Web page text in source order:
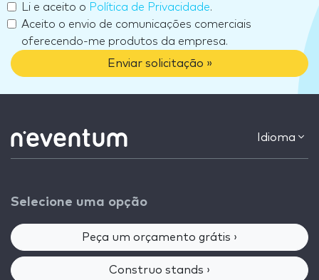
Li e aceito o Política de Privacidade.
Aceito o envio de comunicações comerciais
oferecendo-me produtos da empresa.
Enviar solicitação »
Idioma
Selecione uma opção
Peça um orçamento grátis ›
Construo stands ›